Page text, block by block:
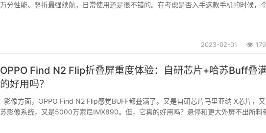
万分性能、竖折最强续航，日常使用还是很不错的。在考虑是否入手这款手机的时候，
2023-02-01
OPPO Find N2 Flip折叠屏重度体验：自研芯片+哈苏Buff叠
的好用吗？
影像方面，OPPO Find N2 Flip感觉BUFF都叠满了。又是自研芯片马里亚纳 X芯片，
苏影像系统，又是5000万索尼IMX890。但，它真的好用吗？悬停和更大外屏不出所料